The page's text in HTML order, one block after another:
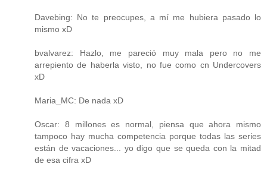
Davebing: No te preocupes, a mí me hubiera pasado lo
mismo xD
bvalvarez: Hazlo, me pareció muy mala pero no me
arrepiento de haberla visto, no fue como cn Undercovers
xD
Maria_MC: De nada xD
Oscar: 8 millones es normal, piensa que ahora mismo
tampoco hay mucha competencia porque todas las series
están de vacaciones... yo digo que se queda con la mitad
de esa cifra xD